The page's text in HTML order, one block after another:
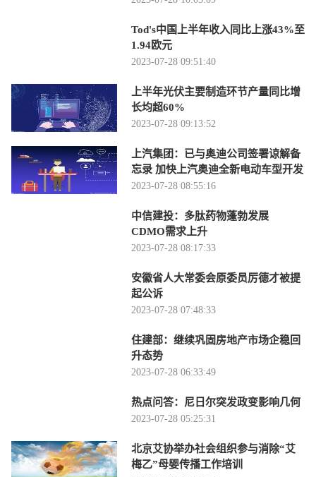
Tod's中国上半年收入同比上涨43%至
1.94欧元
2023-07-28 09:51:40
上半年光伏主要制造环节产量同比增
长均超60%
2023-07-28 09:13:52
上汽集团：已与奥迪公司签署谅解备
忘录 加快上汽奥迪全新电动车型开发
2023-07-28 08:55:16
中信建投：多肽药物蓬勃发展
CDMO需求上升
2023-07-28 08:17:33
安徽省人大常委会原委员厉德才被提
起公诉
2023-07-28 07:48:33
住建部：继续巩固房地产市场企稳回
升态势
2023-07-28 06:33:49
热点问答：尼日尔突发政变影响几何
2023-07-28 05:25:31
北京艾协举办社会组织参与消除“艾
梅乙”母婴传播工作培训